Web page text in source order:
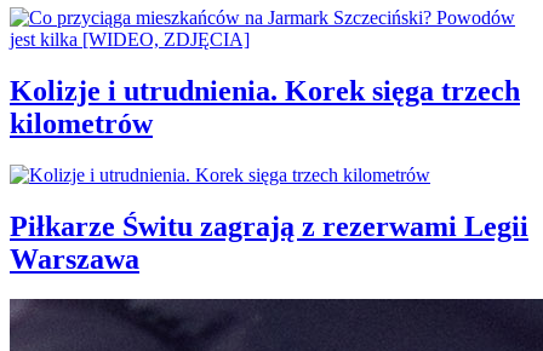
Kolizje i utrudnienia. Korek sięga trzech
kilometrów
Piłkarze Świtu zagrają z rezerwami Legii
Warszawa